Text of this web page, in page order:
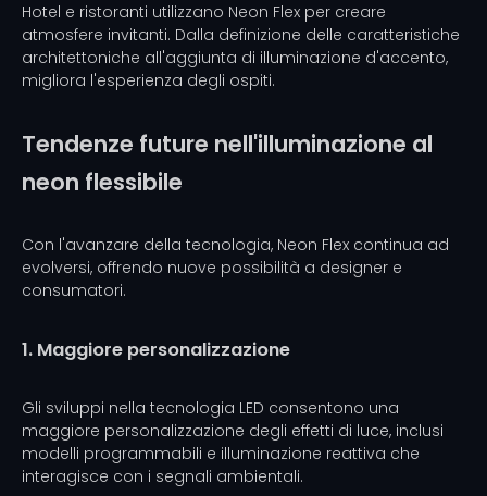
Hotel e ristoranti utilizzano Neon Flex per creare
atmosfere invitanti. Dalla definizione delle caratteristiche
architettoniche all'aggiunta di illuminazione d'accento,
migliora l'esperienza degli ospiti.
Tendenze future nell'illuminazione al
neon flessibile
Con l'avanzare della tecnologia, Neon Flex continua ad
evolversi, offrendo nuove possibilità a designer e
consumatori.
1. Maggiore personalizzazione
Gli sviluppi nella tecnologia LED consentono una
maggiore personalizzazione degli effetti di luce, inclusi
modelli programmabili e illuminazione reattiva che
interagisce con i segnali ambientali.